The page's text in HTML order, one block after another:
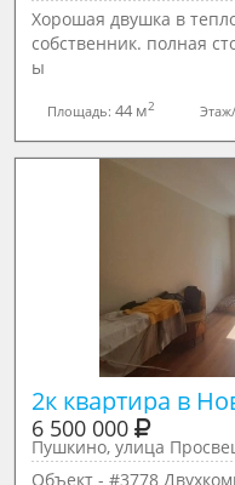
Хорошая двушка в
собственник. полная
ы
Площадь:44 м2
2к квартира в
6 500 000
Пушкино, улица
Объект - #3778